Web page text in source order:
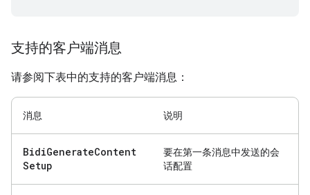
支持的客户端消息
请参阅下表中的支持的客户端消息：
消息 说明
BidiGenerateContent
Setup
要在第一条消息中发送的会
话配置